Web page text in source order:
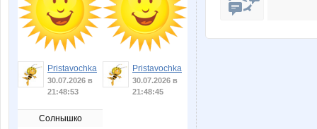
Pristavochka
30.07.2026 в
21:48:53
Pristavochka
30.07.2026 в
21:48:45
Солнышко